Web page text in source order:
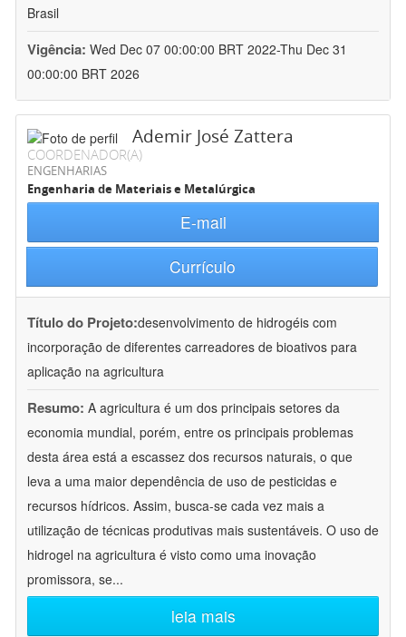
Brasil
Vigência: Wed Dec 07 00:00:00 BRT 2022-Thu Dec 31
00:00:00 BRT 2026
Ademir José Zattera
COORDENADOR(A)
ENGENHARIAS
Engenharia de Materiais e Metalúrgica
E-mail
Currículo
Título do Projeto:desenvolvimento de hidrogéis com
incorporação de diferentes carreadores de bioativos para
aplicação na agricultura
Resumo: A agricultura é um dos principais setores da
economia mundial, porém, entre os principais problemas
desta área está a escassez dos recursos naturais, o que
leva a uma maior dependência de uso de pesticidas e
recursos hídricos. Assim, busca-se cada vez mais a
utilização de técnicas produtivas mais sustentáveis. O uso de
hidrogel na agricultura é visto como uma inovação
promissora, se...
leia mais